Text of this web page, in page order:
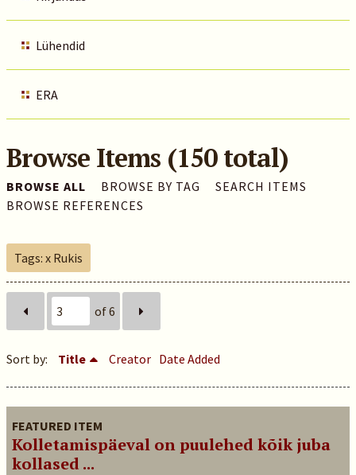
Lühendid
ERA
Browse Items (150 total)
BROWSE ALL BROWSE BY TAG
SEARCH ITEMS
BROWSE REFERENCES
Tags: x Rukis
of 6
Sort by: Title Creator Date Added
FEATURED ITEM
Kolletamispäeval on puulehed kõik juba
kollased ...